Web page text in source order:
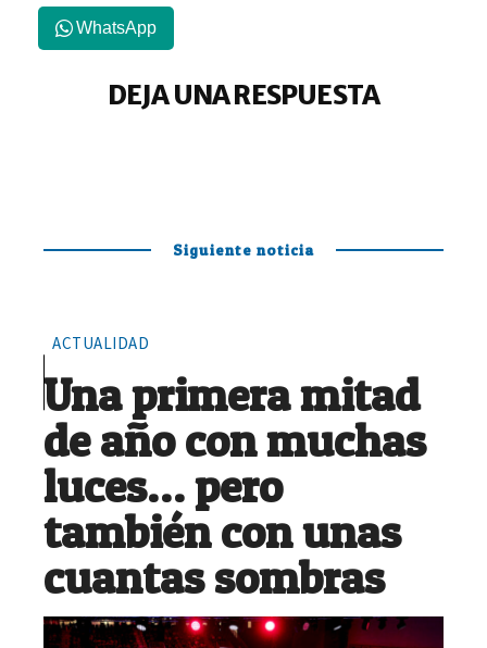
WhatsApp
DEJA UNA RESPUESTA
Siguiente noticia
ACTUALIDAD
Una primera mitad
de año con muchas
luces… pero
también con unas
cuantas sombras